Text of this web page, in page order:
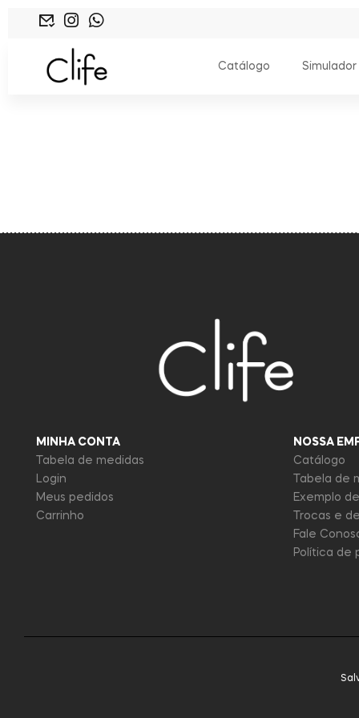
Catálogo
MINHA CONTA
Tabela de medidas
Login
Meus pedidos
Carrinho
NOSSA
Catálogo
Tabela de
Exemplo
Trocas e
Fale
Política de